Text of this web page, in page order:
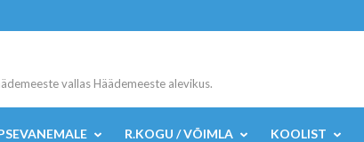
vallas Häädemeeste alevikus.
R.KOGU / VÕIMLA KOOLIST